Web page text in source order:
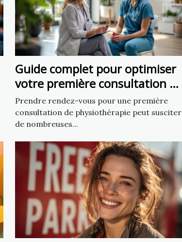
Guide complet pour optimiser
votre première consultation de
physiothérapie
Prendre rendez-vous pour une première
consultation de physiothérapie peut susciter
de nombreuses...